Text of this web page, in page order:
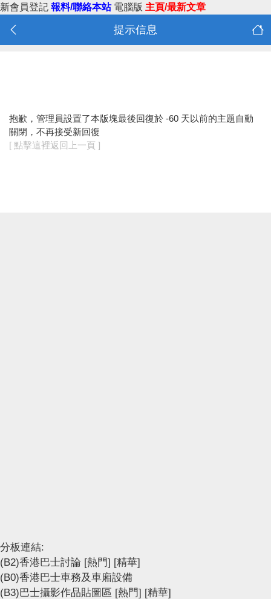
新會員登記 報料/聯絡本站 電腦版 主頁/最新文章
提示信息
抱歉，管理員設置了本版塊最後回復於 -60 天以前的主題自動
關閉，不再接受新回復
[ 點擊這裡返回上一頁 ]
分板連結:
(B2)香港巴士討論 [熱門] [精華]
(B0)香港巴士車務及車廂設備
(B3)巴士攝影作品貼圖區 [熱門] [精華]